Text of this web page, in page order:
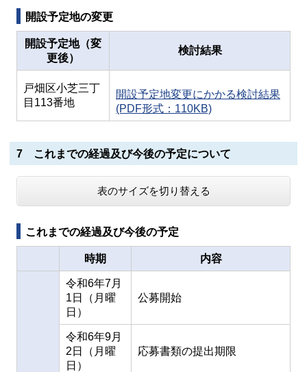
開設予定地の変更
開設予定地（変
更後）
検討結果
戸畑区小芝三丁
目113番地
開設予定地変更にかかる検討結果
(PDF形式：110KB)
7 これまでの経過及び今後の予定について
表のサイズを切り替える
これまでの経過及び今後の予定
時期 内容
令和6年7月
1日（月曜
日）
公募開始
令和6年9月
2日（月曜
日）
応募書類の提出期限